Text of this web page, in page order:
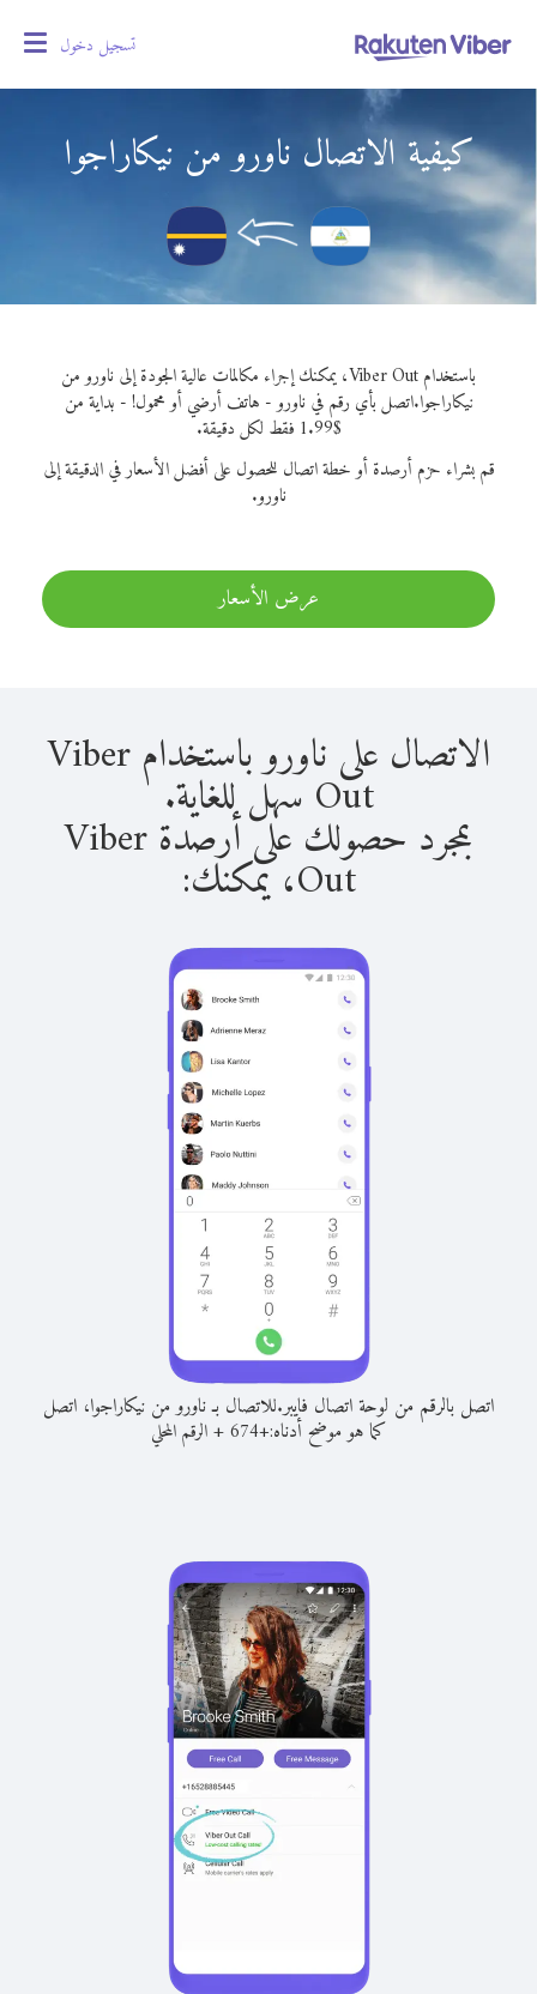
تسجيل دخول
كيفية الاتصال ناورو من نيكاراجوا
باستخدام Viber Out، يمكنك إجراء مكالمات عالية الجودة إلى ناورو من
نيكاراجوا.اتصل بأي رقم في ناورو - هاتف أرضي أو محمول! - بداية من
$1.99 فقط لكل دقيقة.
قم بشراء حزم أرصدة أو خطة اتصال للحصول على أفضل الأسعار في الدقيقة إلى
ناورو.
عرض الأسعار
الاتصال على ناورو باستخدام Viber
Out سهل للغاية.
بمجرد حصولك على أرصدة Viber
Out، يمكنك:
اتصل بالرقم من لوحة اتصال فايبر.للاتصال بـ ناورو من نيكاراجوا، اتصل
كما هو موضح أدناه:+
674
+الرقم المحلي